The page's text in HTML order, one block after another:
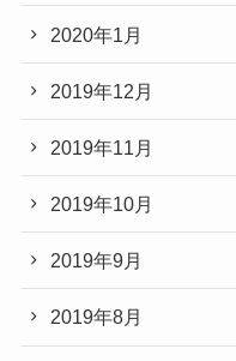
2020年1月
2019年12月
2019年11月
2019年10月
2019年9月
2019年8月